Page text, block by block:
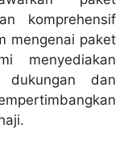
komprehensif
mengenai paket
menyediakan
dukungan dan